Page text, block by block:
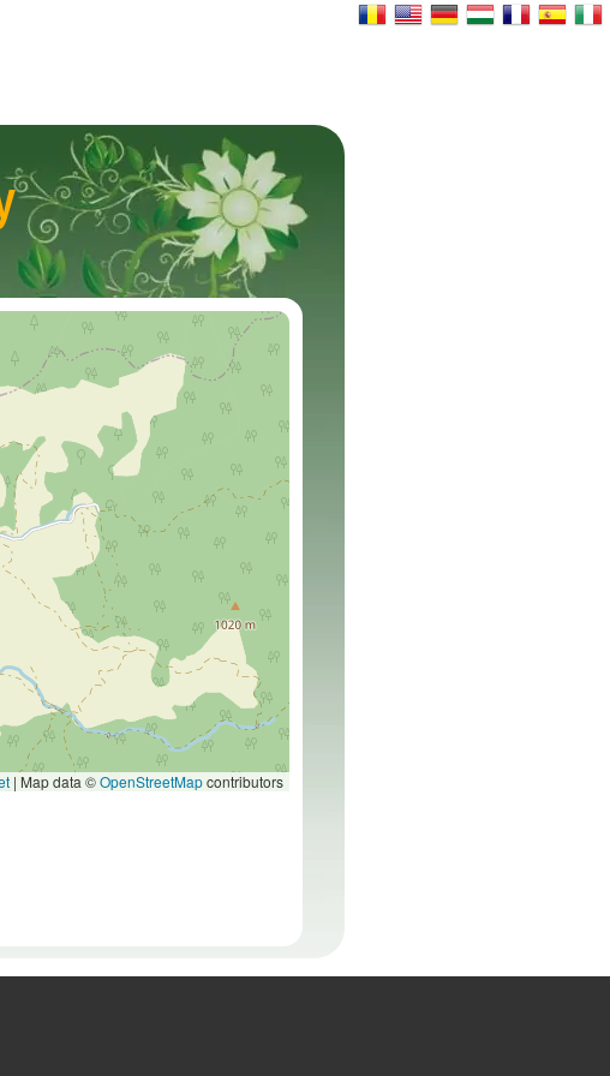
| Map data ©OpenStreetMapcontributors